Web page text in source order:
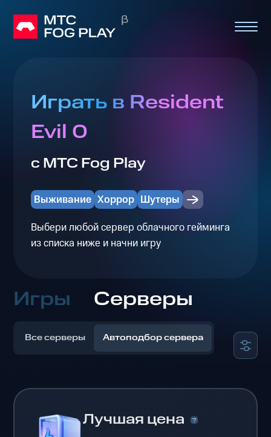
Играть в Resident
Evil 0
с МТС Fog Play
Выживание Хоррор Шутеры
Выбери любой сервер облачного гейминга
из списка ниже и начни игру
Игры Серверы
Все серверы Автоподбор сервера
Лучшая цена